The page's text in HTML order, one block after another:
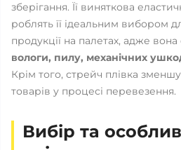
зберігання. Її виняткова
роблять її ідеальним вибором
продукції на палетах, адже
вологи, пилу, механічних
Крім того, стрейч плівка
товарів у процесі перевезення.
Вибір та